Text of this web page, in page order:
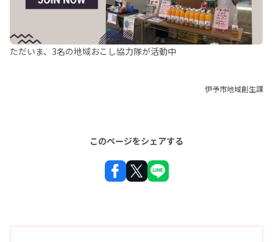
ただいま、3名の地域おこし協力隊が活動中
伊予市地域創生課
このページをシェアする